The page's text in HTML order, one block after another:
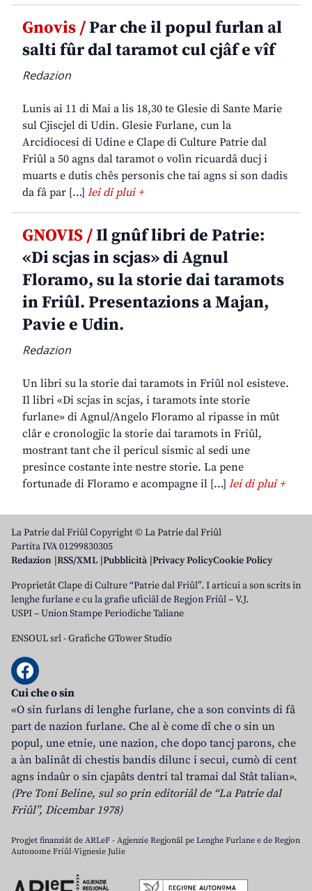
Gnovis /Par che il popul furlan al
salti fûr dal taramot cul cjâf e vîf
Redazion
Lunis ai 11 di Mai a lis 18,30 te Glesie di Sante Marie
sul Cjiscjel di Udin. Glesie Furlane, cun la
Arcidiocesi di Udine e Clape di Culture Patrie dal
Friûl a 50 agns dal taramot o volìn ricuardâ ducj i
muarts e dutis chês personis che tai agns si son dadis
da fâ par […] lei di plui +
GNOVIS /Il gnûf libri de Patrie:
«Di scjas in scjas» di Agnul
Floramo, su la storie dai taramots
in Friûl. Presentazions a Majan,
Pavie e Udin.
Redazion
Un libri su la storie dai taramots in Friûl nol esisteve.
Il libri «Di scjas in scjas, i taramots inte storie
furlane» di Agnul/Angelo Floramo al ripasse in mût
clâr e cronologjic la storie dai taramots in Friûl,
mostrant tant che il pericul sismic al sedi une
presince costante inte nestre storie. La pene
fortunade di Floramo e acompagne il […] lei di plui +
La Patrie dal Friûl Copyright © La Patrie dal Friûl
Partita IVA 01299830305
Redazion RSS/XML Pubblicità Privacy PolicyCookie Policy
Proprietât Clape di Culture “Patrie dal Friûl”. I articui a son scrits in
lenghe furlane e cu la grafie uficiâl de Regjon Friûl – V.J.
USPI – Union Stampe Periodiche Taliane
ENSOUL srl-Grafiche GTower Studio
Cui che o sin
«O sin furlans di lenghe furlane, che a son convints di fâ
part de nazion furlane. Che al è come dî che o sin un
popul, une etnie, une nazion, che dopo tancj parons, che
a àn balinât di chestis bandis dilunc i secui, cumò di cent
agns indaûr o sin cjapâts dentri tal tramai dal Stât talian».
(Pre Toni Beline, sul so prin editoriâl de “La Patrie dal
Friûl”, Dicembar 1978)
Progjet finanziât de ARLeF - Agjenzie Regjonâl pe Lenghe Furlane e de Regjon
Autonome Friûl-Vignesie Julie